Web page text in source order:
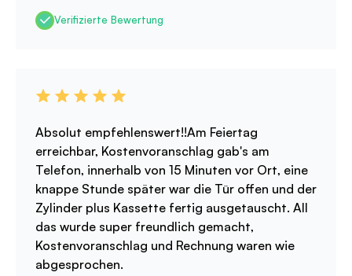
Verifizierte Bewertung
Absolut empfehlenswert!!Am Feiertag
erreichbar, Kostenvoranschlag gab's am
Telefon, innerhalb von 15 Minuten vor Ort, eine
knappe Stunde später war die Tür offen und der
Zylinder plus Kassette fertig ausgetauscht. All
das wurde super freundlich gemacht,
Kostenvoranschlag und Rechnung waren wie
abgesprochen.